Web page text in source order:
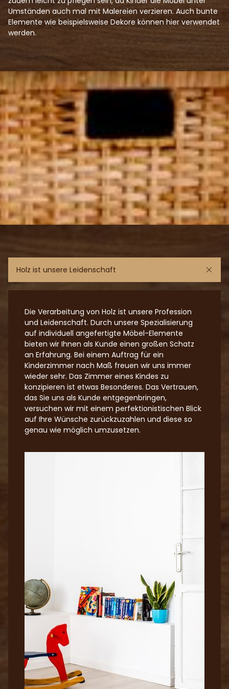
Umständen auch mal mit Malereien verzieren. Auch bunte
Elemente wie beispielsweise Dekore können hier verwendet
werden.
Holz ist unsere Leidenschaft
Die Verarbeitung von Holz ist unsere Profession
und Leidenschaft. Durch unsere Spezialisierung
auf individuell angefertigte Möbel-Elemente
bieten wir Ihnen als Kunde einen großen Schatz
an Erfahrung. Bei einem Auftrag für ein
Kinderzimmer nach Maß freuen wir uns immer
wieder sehr. Das Zimmer eines Kindes zu
konzipieren ist etwas Besonderes. Das Vertrauen,
das Sie uns als Kunde entgegenbringen,
versuchen wir mit einem perfektionistischen Blick
auf Ihre Wünsche zurückzuzahlen und diese so
genau wie möglich umzusetzen.